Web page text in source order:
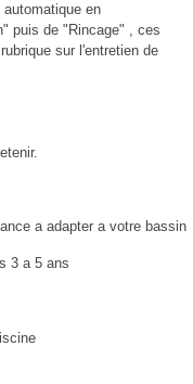
en
puis de "Rincage" , ces
sur l'entretien de
a adapter a votre bassin
3 a 5 ans